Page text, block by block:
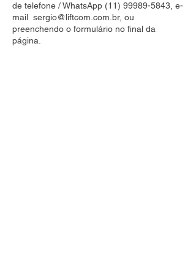
de telefone / WhatsApp (11) 99989-5843 , e-
mail sergio@liftcom.com.br, ou
preenchendo o formulário no final da
página.